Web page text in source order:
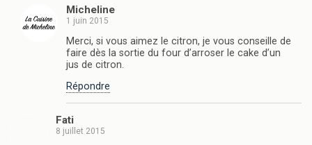
Micheline
1 juin 2015
Merci, si vous aimez le citron, je vous conseille de
faire dès la sortie du four d’arroser le cake d’un
jus de citron.
Répondre
Fati
8 juillet 2015